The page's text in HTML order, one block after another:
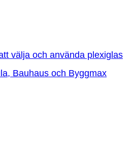
välja och använda plexiglas
Bauhaus och Byggmax